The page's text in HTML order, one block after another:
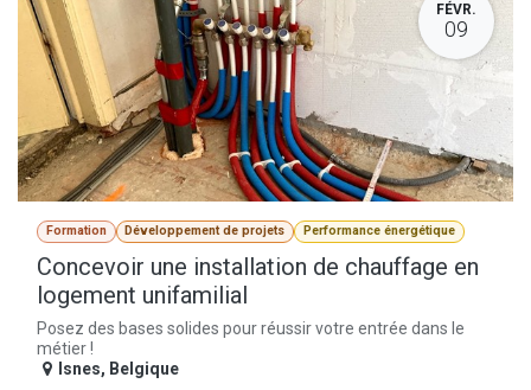
FÉVR.
09
Formation Développement de projets Performance énergétique
Concevoir une installation de chauffage en
logement unifamilial
Posez des bases solides pour réussir votre entrée dans le
métier !
Isnes, Belgique